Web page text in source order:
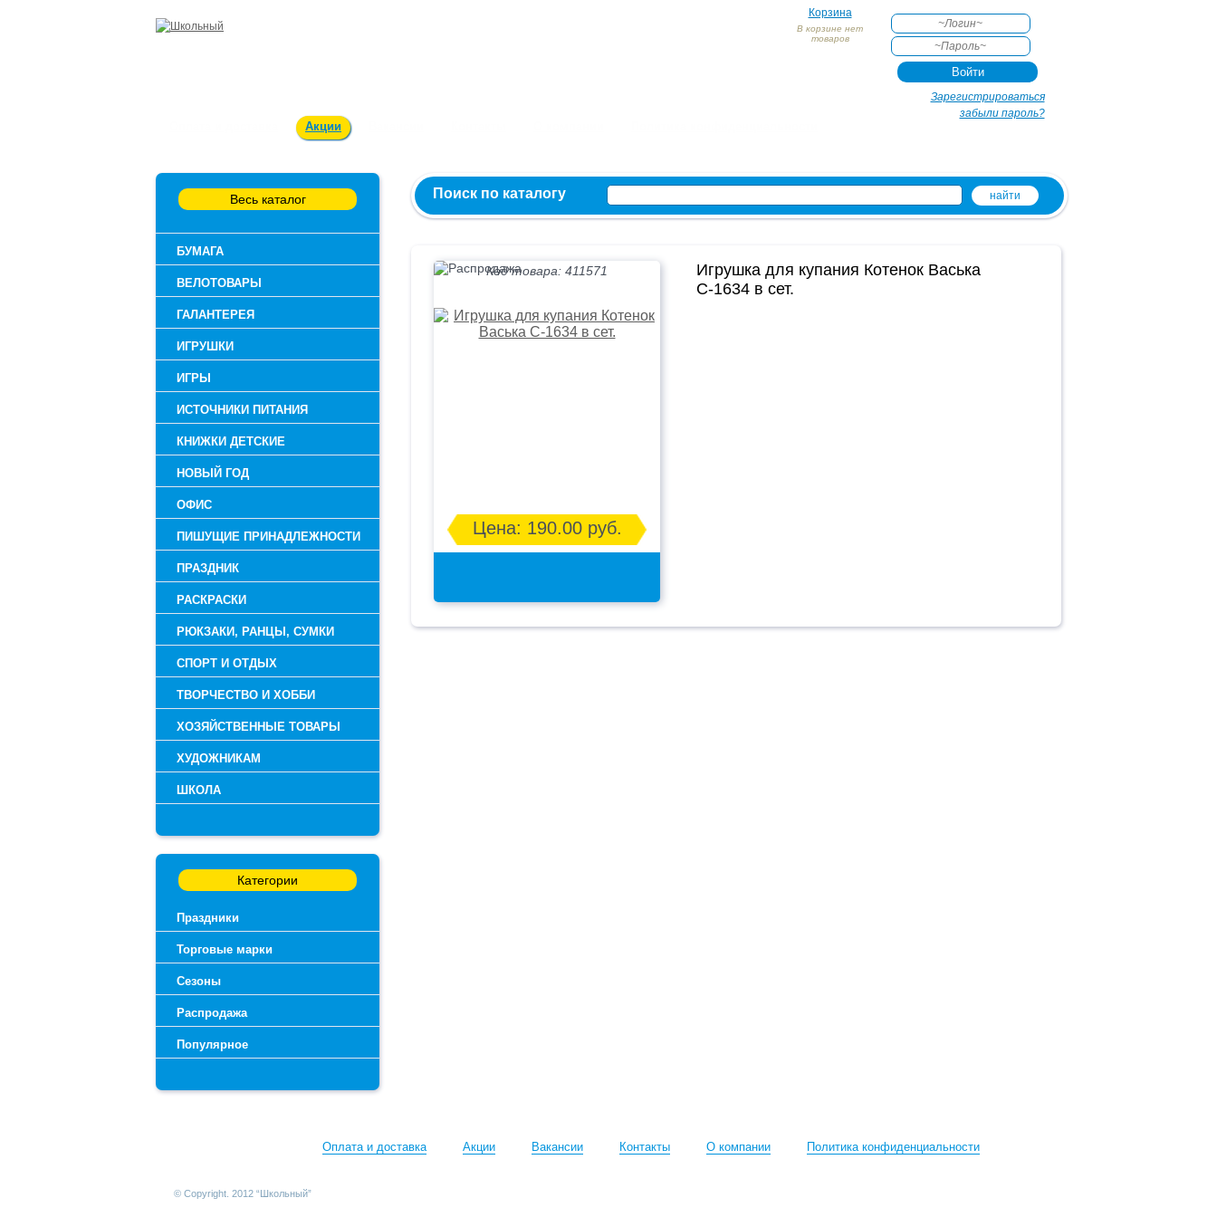
Корзина
В корзине нет
товаров
Зарегистрироваться
забыли пароль?
Акции
Весь каталог
БУМАГА
ВЕЛОТОВАРЫ
ГАЛАНТЕРЕЯ
ИГРУШКИ
ИГРЫ
ИСТОЧНИКИ ПИТАНИЯ
КНИЖКИ ДЕТСКИЕ
НОВЫЙ ГОД
ОФИС
ПИШУЩИЕ ПРИНАДЛЕЖНОСТИ
ПРАЗДНИК
РАСКРАСКИ
РЮКЗАКИ, РАНЦЫ, СУМКИ
СПОРТ И ОТДЫХ
ТВОРЧЕСТВО И ХОББИ
ХОЗЯЙСТВЕННЫЕ ТОВАРЫ
ХУДОЖНИКАМ
ШКОЛА
Категории
Праздники
Торговые марки
Сезоны
Распродажа
Популярное
Поиск по каталогу
Код товара: 411571
Цена: 190.00 руб.
Игрушка для купания Котенок Васька
С-1634 в сет.
Оплата и доставка Акции Вакансии Контакты О компании Политика конфиденциальности
© Copyright. 2012 “Школьный”